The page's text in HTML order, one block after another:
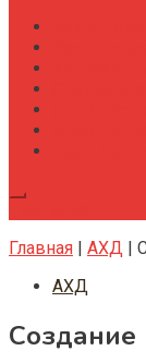
Главная | АХД |
АХД
Создание